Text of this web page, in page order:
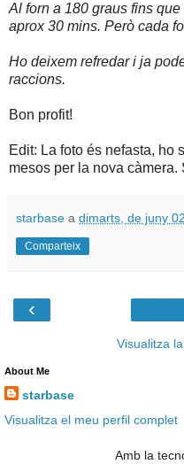
Al forn a 180 graus fins
aprox 30 mins. Però cada
Ho deixem refredar i ja
raccions.
Bon profit!
Edit: La foto és nefasta, ho
mesos per la nova càmera.
starbase a dimarts, de juny
Comparteix
‹
Visualitza
About Me
starbase
Visualitza el meu perfil complet
Amb la